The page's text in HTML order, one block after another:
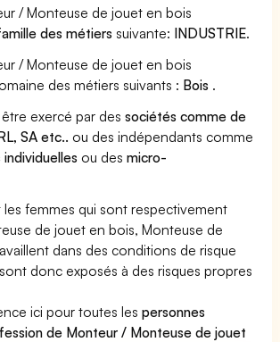
/ Monteuse de jouet en bois
des métiers suivante: INDUSTRIE.
/ Monteuse de jouet en bois
des métiers suivants : Bois .
exercé par dessociétés comme de
SA etc.. ou des indépendants comme
ou desmicro-
les femmes qui sont respectivement
de jouet en bois, Monteuse de
dans des conditions de risque
donc exposés à des risques propres
ici pour toutes lespersonnes
de Monteur / Monteuse de jouet